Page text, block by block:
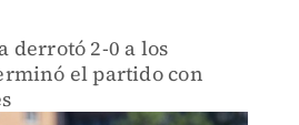
derrotó 2-0 a los
el partido con